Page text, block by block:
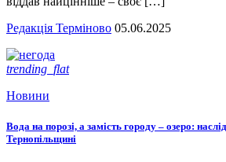
Редакція Терміново 05.06.2025
trending_flat
Новини
Вода на порозі, а замість городу – озеро:
Тернопільщині